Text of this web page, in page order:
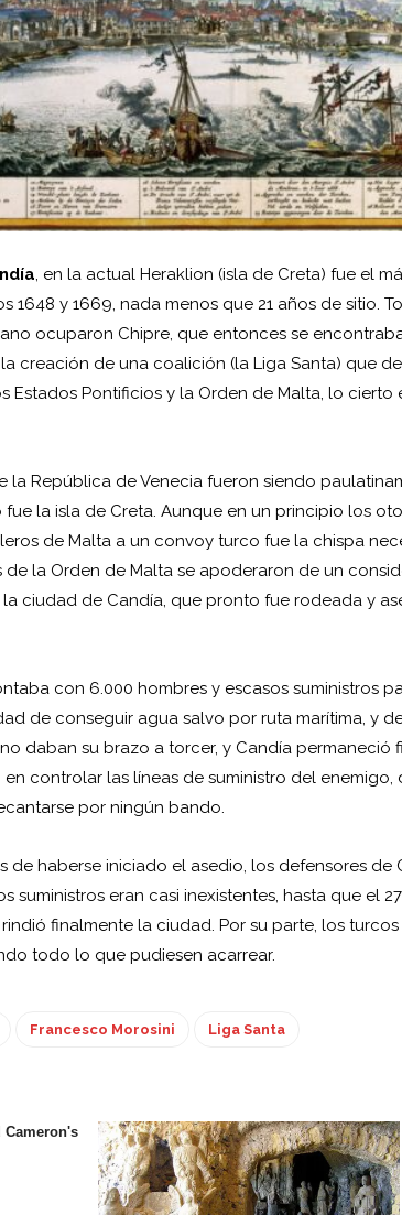
, en la actual Heraklion (isla de Creta) fue el
1648 y 1669, nada menos que 21 años de sitio.
ocuparon Chipre, que entonces se
creación de una coalición (la Liga Santa) que
Estados Pontificios y la Orden de Malta, lo
la República de Venecia fueron siendo
la isla de Creta. Aunque en un principio los
de Malta a un convoy turco fue la chispa
de la Orden de Malta se apoderaron de un
la ciudad de Candía, que pronto fue rodeada y
con 6.000 hombres y escasos suministros
de conseguir agua salvo por ruta marítima, y
daban su brazo a torcer, y Candía permaneció
controlar las líneas de suministro del
por ningún bando.
de haberse iniciado el asedio, los defensores
suministros eran casi inexistentes, hasta que el
rindió finalmente la ciudad. Por su parte, los
todo lo que pudiesen acarrear.
Francesco Morosini Liga Santa